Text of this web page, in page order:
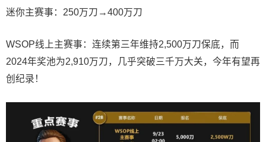
迷你主赛事：250万刀→400万刀
WSOP线上主赛事：连续第三年维持2,500万刀保底，而
2024年奖池为2,910万刀，几乎突破三千万大关，今年有望再
创纪录！